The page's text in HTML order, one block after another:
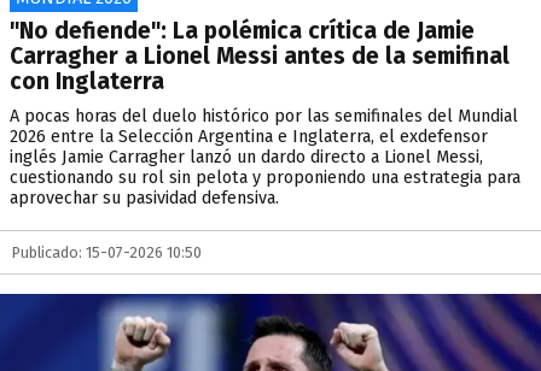
"No defiende": La polémica crítica de Jamie
Carragher a Lionel Messi antes de la semifinal
con Inglaterra
A pocas horas del duelo histórico por las semifinales del Mundial
2026 entre la Selección Argentina e Inglaterra, el exdefensor
inglés Jamie Carragher lanzó un dardo directo a Lionel Messi,
cuestionando su rol sin pelota y proponiendo una estrategia para
aprovechar su pasividad defensiva.
Publicado: 15-07-2026 10:50